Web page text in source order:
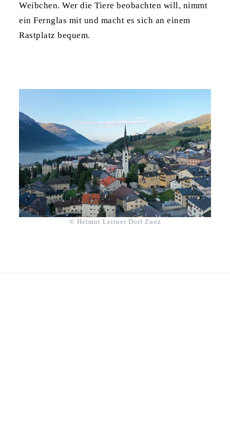
Weibchen. Wer die Tiere beobachten will, nimmt
ein Fernglas mit und macht es sich an einem
Rastplatz bequem.
© Helmut Leitner Dorf Zuoz